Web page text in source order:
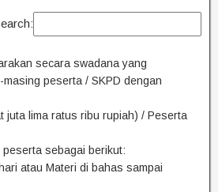
secara swadana yang
peserta / SKPD dengan
juta lima ratus ribu rupiah) / Peserta
sebagai berikut:
atau Materi di bahas sampai